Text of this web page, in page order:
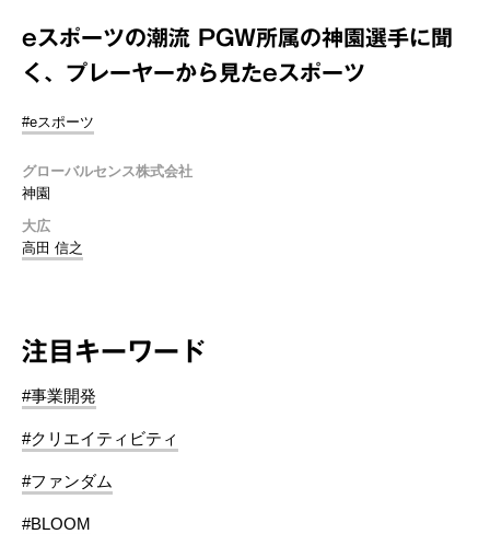
eスポーツの潮流 PGW所属の神園選手に聞
く、プレーヤーから見たeスポーツ
#eスポーツ
グローバルセンス株式会社
神園
大広
高田 信之
注目キーワード
#事業開発
#クリエイティビティ
#ファンダム
#BLOOM